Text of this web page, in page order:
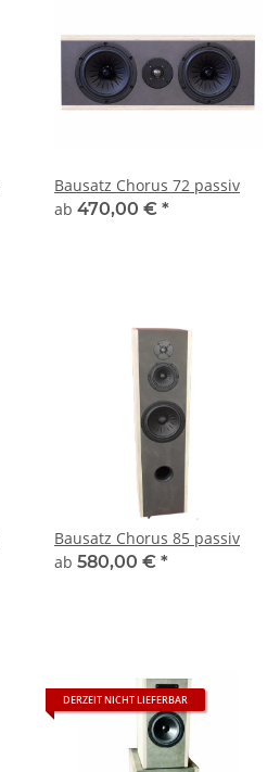
Bausatz Chorus 72 passiv
ab 470,00 € *
Bausatz Chorus 85 passiv
ab 580,00 € *
DERZEIT NICHT LIEFERBAR